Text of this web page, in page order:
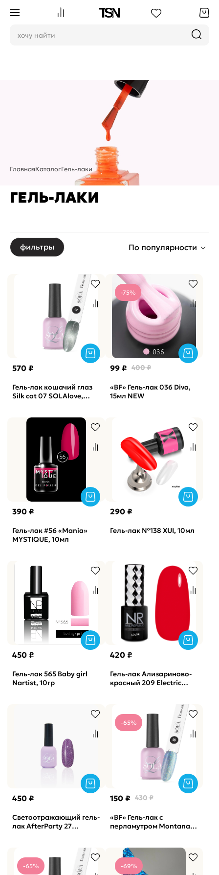
ГлавнаяКаталогГель-лаки
ГЕЛЬ-ЛАКИ
фильтры По популярности
570 ₽
Гель-лак кошачий глаз
Silk cat 07 SOLAlove,
-75%
99 ₽ 400 ₽
«BF» Гель-лак 036 Diva,
15мл NEW
390 ₽
Гель-лак #56 «Mania»
MYSTIQUE, 10мл
290 ₽
Гель-лак №138 XUI, 10мл
450 ₽
Гель-лак 565 Baby girl
Nartist, 10гр
420 ₽
Гель-лак Ализариново-
красный 209 Electric
450 ₽
Светоотражающий гель-
лак AfterParty 27
-65%
150 ₽ 430 ₽
«BF» Гель-лак с
перламутром Montana
-65% -69%